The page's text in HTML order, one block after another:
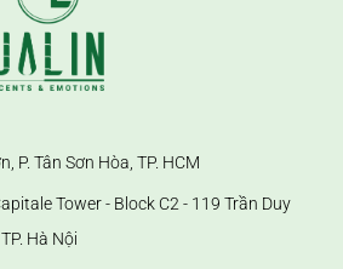
P. Tân Sơn Hòa, TP. HCM
Tower - Block C2 - 119 Trần Duy
Hà Nội